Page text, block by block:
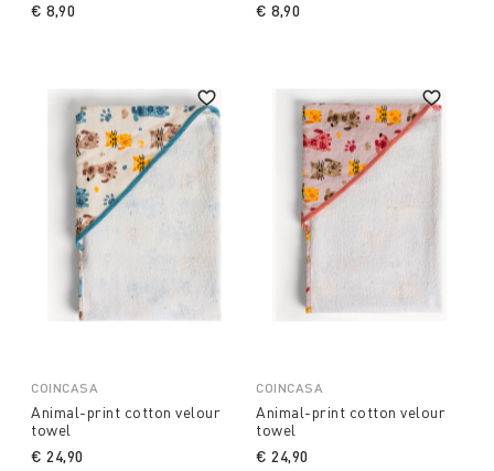
€ 8,90
€ 8,90
COINCASA
Animal-print cotton velour
towel
€ 24,90
COINCASA
Animal-print cotton velour
towel
€ 24,90